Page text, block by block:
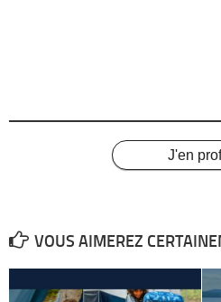
J'en
VOUS AIMEREZ